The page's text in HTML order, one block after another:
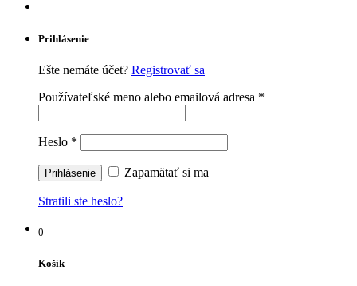
Prihlásenie
Ešte nemáte účet? Registrovať sa
Používateľské meno alebo emailová adresa *
Heslo *
Zapamätať si ma
Stratili ste heslo?
0
Košík